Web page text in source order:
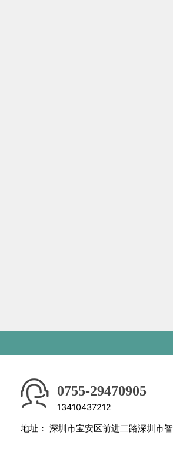
0755-29470905
13410437212
地址： 深圳市宝安区前进二路深圳市